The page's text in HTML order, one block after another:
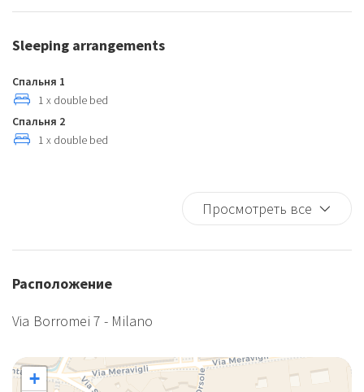
Кондиционер
Кухня
Кухонная утварь
Лифт
Полотенца
Постельное белье
Фен
Sleeping arrangements
Спальня 1
1 x double bed
Спальня 2
1 x double bed
Просмотреть все
Расположение
Via Borromei 7 - Milano
+